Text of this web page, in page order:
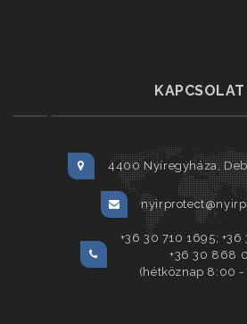
KAPCSOLAT
4400 Nyíregyháza,
+36 30 710 1695; +36
+36 30 868
(hétköznap 8:00 -